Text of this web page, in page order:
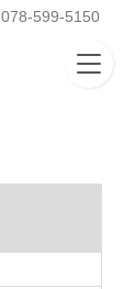
078-599-5150